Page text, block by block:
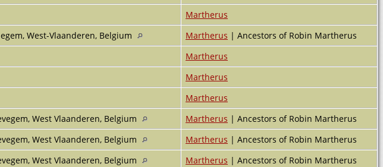
Martherus
West-Vlaanderen, Belgium Martherus | Ancestors of Robin Martherus
Martherus
Martherus
Martherus
West Vlaanderen, Belgium Martherus | Ancestors of Robin Martherus
West Vlaanderen, Belgium Martherus | Ancestors of Robin Martherus
West Vlaanderen, Belgium Martherus | Ancestors of Robin Martherus